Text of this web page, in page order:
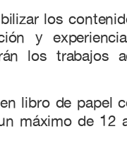
los
y
los trabajos
libro de papel
máximo de 12